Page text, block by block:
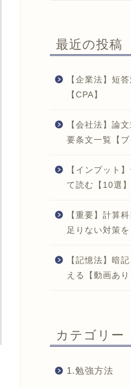
最近の投稿
【企業法】短
【CPA】
【会社法】論
要条文一覧【ブ
【インプット
て読む【10選】
【重要】計算
足りない対策を
【記憶法】暗
える【動画あり
カテゴリー
1.勉強方法